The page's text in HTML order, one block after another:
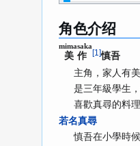
角色介绍
美作
mimasaka
[1 ]慎吾
主角，家人有
是三年級學生
喜歡真尋的料
若名真尋
慎吾在小學時